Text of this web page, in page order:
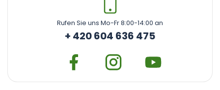
Rufen Sie uns Mo-Fr 8:00-14:00 an
+ 420 604 636 475